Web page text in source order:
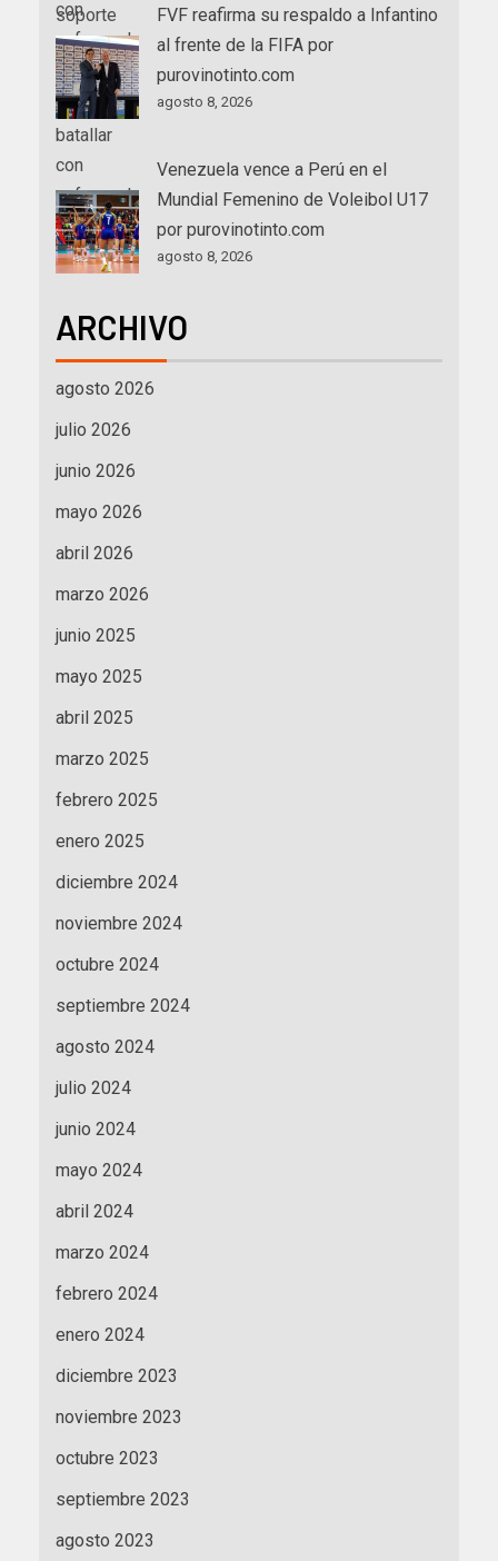
FVF reafirma su respaldo a Infantino
al frente de la FIFA por
purovinotinto.com
agosto 8, 2026
Venezuela vence a Perú en el
Mundial Femenino de Voleibol U17
por purovinotinto.com
agosto 8, 2026
ARCHIVO
agosto 2026
julio 2026
junio 2026
mayo 2026
abril 2026
marzo 2026
junio 2025
mayo 2025
abril 2025
marzo 2025
febrero 2025
enero 2025
diciembre 2024
noviembre 2024
octubre 2024
septiembre 2024
agosto 2024
julio 2024
junio 2024
mayo 2024
abril 2024
marzo 2024
febrero 2024
enero 2024
diciembre 2023
noviembre 2023
octubre 2023
septiembre 2023
agosto 2023